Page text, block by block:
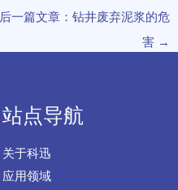
后一篇文章：钻井废弃泥浆的危
害 →
站点导航
关于科迅
应用领域